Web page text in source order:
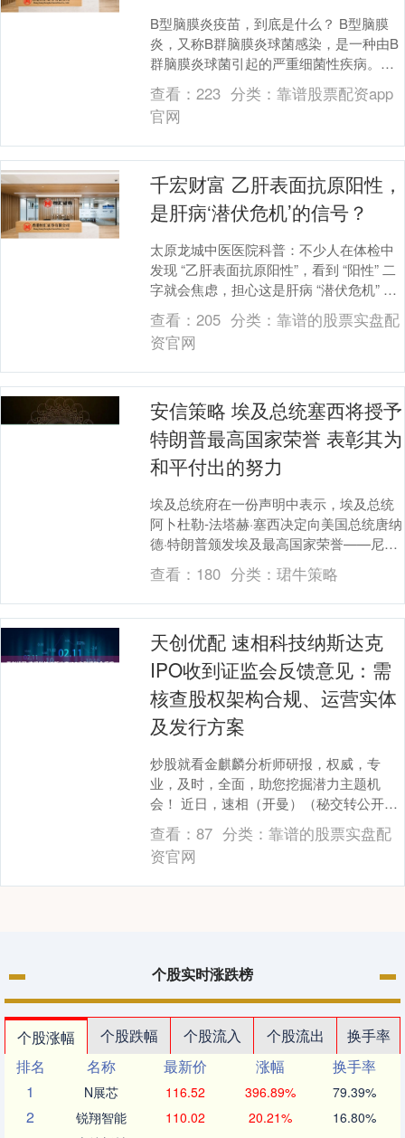
B型脑膜炎疫苗，到底是什么？ B型脑膜
炎，又称B群脑膜炎球菌感染，是一种由B
群脑膜炎球菌引起的严重细菌性疾病。它
能迅速引发脑膜炎和败血症。这两种病症
都非常凶险，....
查看：223 分类： 靠谱股票配资app
官网
千宏财富 乙肝表面抗原阳性，
是肝病‘潜伏危机’的信号？
太原龙城中医医院科普：不少人在体检中
发现 “乙肝表面抗原阳性”，看到 “阳性” 二
字就会焦虑，担心这是肝病 “潜伏危机” 的
信号，害怕自己将来会发展成肝硬化、
肝....
查看：205 分类： 靠谱的股票实盘配
资官网
安信策略 埃及总统塞西将授予
特朗普最高国家荣誉 表彰其为
和平付出的努力
埃及总统府在一份声明中表示，埃及总统
阿卜杜勒-法塔赫·塞西决定向美国总统唐纳
德·特朗普颁发埃及最高国家荣誉——尼罗
河勋章，以表彰他为促成和平所做的努
力。 海量资....
查看： 180 分类： 珺牛策略
天创优配 速相科技纳斯达克
IPO收到证监会反馈意见：需
核查股权架构合规、运营实体
及发行方案
炒股就看金麒麟分析师研报，权威，专
业，及时，全面，助您挖掘潜力主题机
会！ 近日，速相（开曼）（秘交转公开）
收到证监会关于本次境外上市的备案反馈
意见，具体反馈如下....
查看：87 分类： 靠谱的股票实盘配
资官网
个股实时涨跌榜
个股涨幅 个股跌幅 个股流入 个股流出
换手率
排名
名称 最新价 涨幅
换手率
1
N展芯 116.52 396.89% 79.39%
2 锐翔智能 110.02 20.21% 16.80%